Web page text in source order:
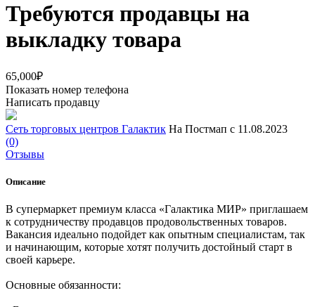
Требуются продавцы на
выкладку товара
65,000₽
Показать номер телефона
Написать продавцу
Сеть торговых центров Галактик На Постмап с 11.08.2023
(0)
Отзывы
Описание
В супермаркет премиум класса «Галактика МИР» приглашаем
к сотрудничеству продавцов продовольственных товаров.
Вакансия идеально подойдет как опытным специалистам, так
и начинающим, которые хотят получить достойный старт в
своей карьере.
Основные обязанности: